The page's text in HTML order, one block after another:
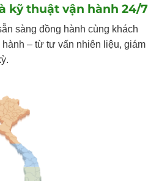
kỹ thuật vận hành 24/7
sàng đồng hành cùng khách
hành – từ tư vấn nhiên liệu, giám